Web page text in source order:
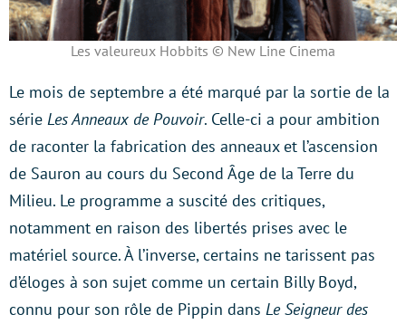
Les valeureux Hobbits © New Line Cinema
Le mois de septembre a été marqué par la sortie de la
série Les Anneaux de Pouvoir. Celle-ci a pour ambition
de raconter la fabrication des anneaux et l’ascension
de Sauron au cours du Second Âge de la Terre du
Milieu. Le programme a suscité des critiques,
notamment en raison des libertés prises avec le
matériel source. À l’inverse, certains ne tarissent pas
d’éloges à son sujet comme un certain Billy Boyd,
connu pour son rôle de Pippin dans Le Seigneur des